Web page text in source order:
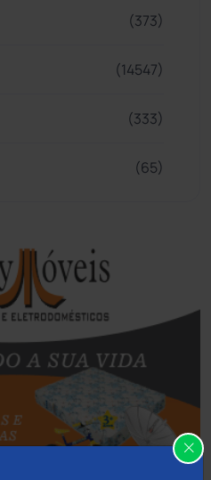
(373)
(14547)
(333)
(65)
(73)
(7681)